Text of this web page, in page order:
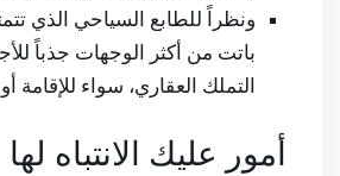
ونظراً للطابع السياحي الذي
باتت من أكثر الوجهات جذباً
التملك العقاري، سواء للإقامة
أمور عليك الانتباه